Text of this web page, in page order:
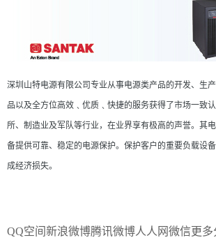
深圳山特电源有限公司专业从事电源类产品的开发、生
品以及全方位高效﹑优质﹑快捷的服务获得了市场一致
所、制造业及军队等行业，在业界享有极高的声誉。其
备提供可靠、稳定的电源保护。保护客户的重要负载设
成经济损失。
QQ空间 新浪微博腾讯微博人人网微信更